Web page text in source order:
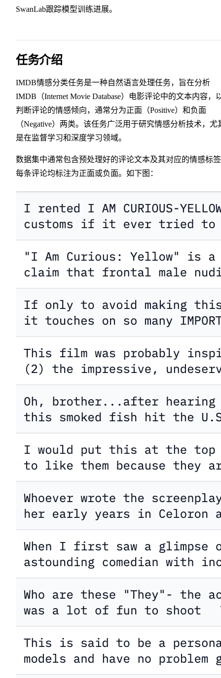
SwanLab跟踪模型训练进展。
任务介绍
IMDB情感分类任务是一种自然语言处理任务，旨在分析
IMDB（Internet Movie Database）电影评论中的文本内容，
判断评论的情感倾向，通常分为正面（Positive）和负面
（Negative）两类。该任务广泛用于研究情感分析技术，尤
是在监督学习和深度学习领域。
数据集中通常包含预处理好的评论文本及其对应的情感标
每条评论均标注为正面或负面。如下图：